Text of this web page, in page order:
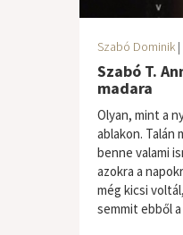
Szabó Dominik
Szabó T.
madara
Olyan, mint a
ablakon. Talán
benne valami
azokra a
még kicsi
semmit ebből a